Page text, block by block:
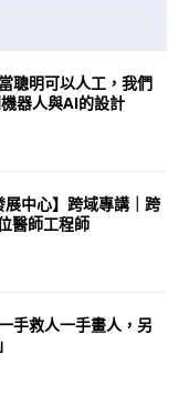
聰明可以人工，我們
器人與AI的設計
展中心】跨域專講｜跨
醫師工程師
手救人一手畫人，另